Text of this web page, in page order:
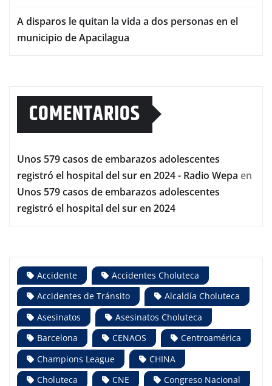
A disparos le quitan la vida a dos personas en el
municipio de Apacilagua
COMENTARIOS
Unos 579 casos de embarazos adolescentes
registró el hospital del sur en 2024 - Radio Wepa en
Unos 579 casos de embarazos adolescentes
registró el hospital del sur en 2024
Accidente
Accidentes Choluteca
Accidentes de Tránsito
Alcaldía Choluteca
Asesinatos
Asesinatos Choluteca
Barcelona
CENAOS
Centroamérica
Champions League
CHINA
Choluteca
CNE
Congreso Nacional